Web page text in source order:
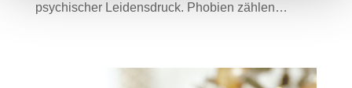
psychischer Leidensdruck. Phobien zählen…